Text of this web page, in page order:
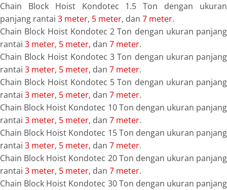
Chain Block Hoist Kondotec 1.5 Ton dengan ukuran
panjang rantai 3 meter, 5 meter, dan 7 meter.
Chain Block Hoist Kondotec 2 Ton dengan ukuran panjang
rantai 3 meter, 5 meter, dan 7 meter.
Chain Block Hoist Kondotec 3 Ton dengan ukuran panjang
rantai 3 meter, 5 meter, dan 7 meter.
Chain Block Hoist Kondotec 5 Ton dengan ukuran panjang
rantai 3 meter, 5 meter, dan 7 meter.
Chain Block Hoist Kondotec 10 Ton dengan ukuran panjang
rantai 3 meter, 5 meter, dan 7 meter.
Chain Block Hoist Kondotec 15 Ton dengan ukuran panjang
rantai 3 meter, 5 meter, dan 7 meter.
Chain Block Hoist Kondotec 20 Ton dengan ukuran panjang
rantai 3 meter, 5 meter, dan 7 meter.
Chain Block Hoist Kondotec 30 Ton dengan ukuran panjang